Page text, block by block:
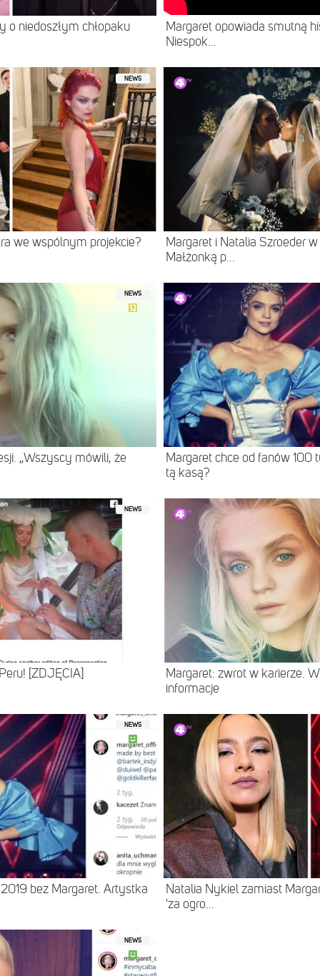
o niedoszłym chłopaku
Margaret opowiada smutną
Niespok...
NEWS
we wspólnym projekcie?
Margaret i Natalia Szroeder
Małżonką p...
NEWS
„Wszyscy mówili, że
Margaret chce od fanów 100
tą kasą?
NEWS
[ZDJĘCIA]
Margaret: zwrot w karierze.
informacje
NEWS
bez Margaret. Artystka
Natalia Nykiel zamiast
'za ogro...
NEWS